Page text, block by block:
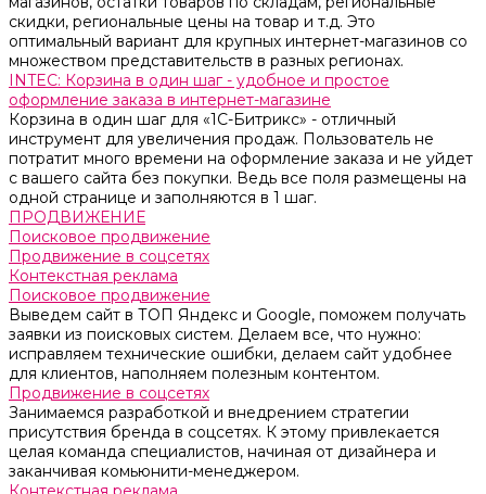
скидки, региональные цены на товар и т.д. Это
оптимальный вариант для крупных интернет-магазинов со
множеством представительств в разных регионах.
INTEC: Корзина в один шаг - удобное и простое
оформление заказа в интернет-магазине
Корзина в один шаг для «1С-Битрикс» - отличный
инструмент для увеличения продаж. Пользователь не
потратит много времени на оформление заказа и не уйдет
с вашего сайта без покупки. Ведь все поля размещены на
одной странице и заполняются в 1 шаг.
ПРОДВИЖЕНИЕ
Поисковое продвижение
Продвижение в соцсетях
Контекстная реклама
Поисковое продвижение
Выведем сайт в ТОП Яндекс и Google, поможем получать
заявки из поисковых систем. Делаем все, что нужно:
исправляем технические ошибки, делаем сайт удобнее
для клиентов, наполняем полезным контентом.
Продвижение в соцсетях
Занимаемся разработкой и внедрением стратегии
присутствия бренда в соцсетях. К этому привлекается
целая команда специалистов, начиная от дизайнера и
заканчивая комьюнити-менеджером.